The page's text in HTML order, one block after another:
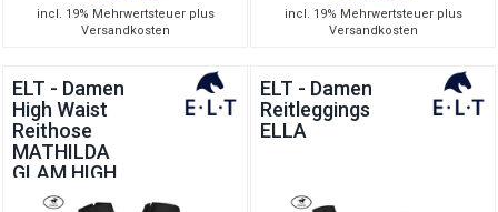
incl. 19% Mehrwertsteuer plus
Versandkosten
incl. 19% Mehrwertsteuer plus
Versandkosten
ELT - Damen
High Waist
Reithose
MATHILDA
GLAM HIGH
WAIST
ELT - Damen
Reitleggings
ELLA